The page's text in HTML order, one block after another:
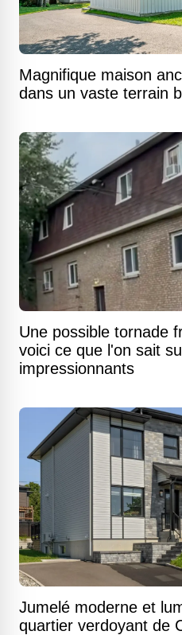
Magnifique maison
dans un vaste terrain
Une possible tornade
voici ce que l'on sait
impressionnants
Jumelé moderne et
quartier verdoyant de